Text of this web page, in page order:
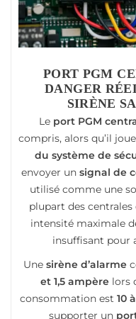
PORT PGM
DANGER
SIRÈNE
Le port PGM
compris, alors qu’il
du système de
envoyer un signal de
utilisé comme une
plupart des
intensité maximale
insuffisant pour
Une sirène d’alarme
et 1,5 ampèrelors
consommation est 10
supporter un